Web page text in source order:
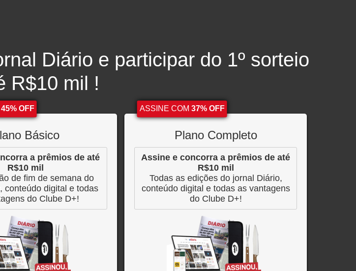
Diário e participar do 1º sorteio
R$10 mil !
45% OFF
Básico
a prêmios de até
R$10 mil
de fim de semana do
conteúdo digital e todas
do Clube D+!
ASSINE COM 37% OFF
Plano Completo
Assine e concorra a prêmios de até
R$10 mil
Todas as edições do jornal Diário,
conteúdo digital e todas as vantagens
do Clube D+!